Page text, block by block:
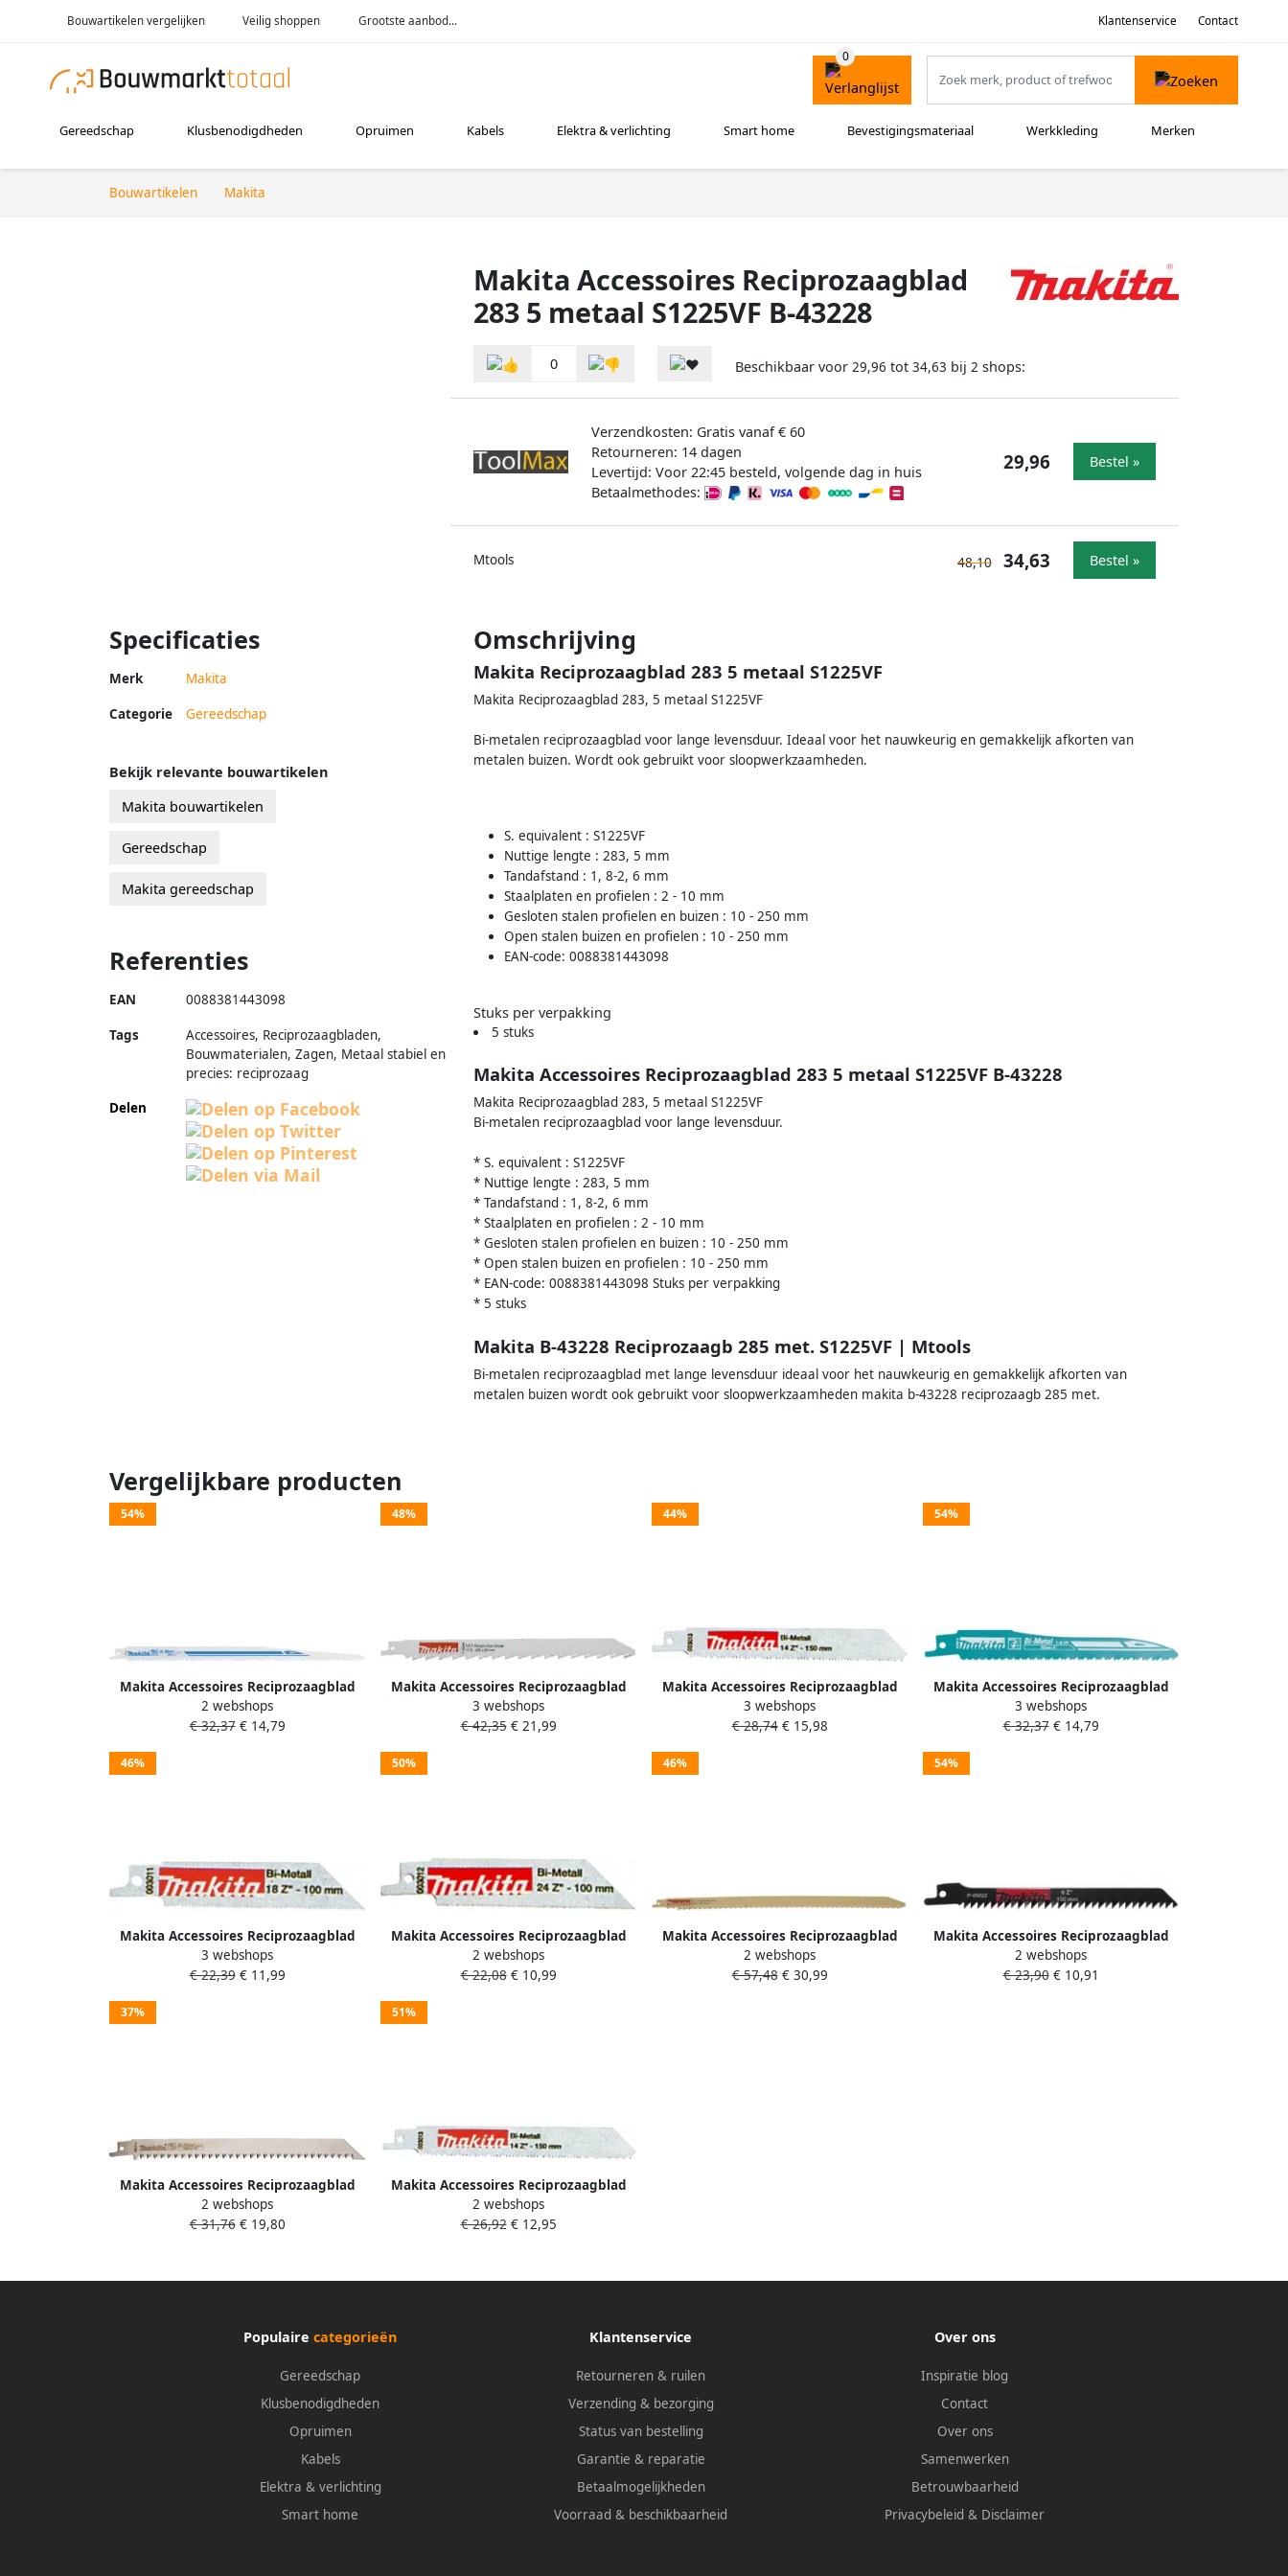
Bouwartikelen vergelijken Veilig shoppen Grootste aanbod... Klantenservice Contact
Gereedschap Klusbenodigdheden Opruimen Kabels Elektra & verlichting Smart home Bevestigingsmateriaal Werkkleding Merken
Bouwartikelen Makita
Makita Accessoires Reciprozaagblad
283 5 metaal S1225VF B-43228
0 Beschikbaar voor 29,96 tot 34,63 bij 2 shops:
Verzendkosten: Gratis vanaf € 60
Retourneren: 14 dagen
Levertijd: Voor 22:45 besteld, volgende dag in huis
Betaalmethodes:
29,96 Bestel »
Mtools 48,10 34,63 Bestel »
Specificaties
Merk Makita
Categorie Gereedschap
Omschrijving
Makita Reciprozaagblad 283 5 metaal S1225VF
Makita Reciprozaagblad 283, 5 metaal S1225VF
Bi-metalen reciprozaagblad voor lange levensduur. Ideaal voor het nauwkeurig en gemakkelijk afkorten van
metalen buizen. Wordt ook gebruikt voor sloopwerkzaamheden.
S. equivalent : S1225VF
Nuttige lengte : 283, 5 mm
Tandafstand : 1, 8-2, 6 mm
Staalplaten en profielen : 2 - 10 mm
Gesloten stalen profielen en buizen : 10 - 250 mm
Open stalen buizen en profielen : 10 - 250 mm
EAN-code: 0088381443098
Stuks per verpakking
5 stuks
Makita Accessoires Reciprozaagblad 283 5 metaal S1225VF B-43228
Makita Reciprozaagblad 283, 5 metaal S1225VF
Bi-metalen reciprozaagblad voor lange levensduur.
* S. equivalent : S1225VF
* Nuttige lengte : 283, 5 mm
* Tandafstand : 1, 8-2, 6 mm
* Staalplaten en profielen : 2 - 10 mm
* Gesloten stalen profielen en buizen : 10 - 250 mm
* Open stalen buizen en profielen : 10 - 250 mm
* EAN-code: 0088381443098 Stuks per verpakking
* 5 stuks
Makita B-43228 Reciprozaagb 285 met. S1225VF | Mtools
Bi-metalen reciprozaagblad met lange levensduur ideaal voor het nauwkeurig en gemakkelijk afkorten van
metalen buizen wordt ook gebruikt voor sloopwerkzaamheden makita b-43228 reciprozaagb 285 met.
Bekijk relevante bouwartikelen
Makita bouwartikelen
Gereedschap
Makita gereedschap
Referenties
EAN 0088381443098
Tags
Accessoires, Reciprozaagbladen,
Bouwmaterialen, Zagen, Metaal stabiel en
precies: reciprozaag
Delen
Vergelijkbare producten
54%
Makita Accessoires Reciprozaagblad
305mm S1411VF B-10637
2 webshops
€ 32,37€ 14,79
48%
Makita Accessoires Reciprozaagblad
HM "zilv"235mm S1543HM P-45244
3 webshops
€ 42,35€ 21,99
44%
Makita Accessoires Reciprozaagblad
3008 P-04927
3 webshops
€ 28,74€ 15,98
54%
Makita Accessoires Reciprozaagblad
152MM ijzer S123XF B-05038
3 webshops
€ 32,37€ 14,79
46%
Makita Accessoires Reciprozaagblad
3011 S522EF P-04874
3 webshops
€ 22,39€ 11,99
50%
Makita Accessoires Reciprozaagblad
3015 S522AF P-04896
2 webshops
€ 22,08€ 10,99
46%
Makita Accessoires Reciprozaagblad
HM "gold"400mm P-04086
2 webshops
€ 57,48€ 30,99
54%
Makita Accessoires Reciprozaagblad
3022 S744D P-05022
2 webshops
€ 23,90€ 10,91
37%
Makita Accessoires Reciprozaagblad
Levend Hout 205mm B-57386
2 webshops
€ 31,76€ 19,80
51%
Makita Accessoires Reciprozaagblad
3013 S922BF P-04911
2 webshops
€ 26,92€ 12,95
Populaire categorieën
Gereedschap
Klusbenodigdheden
Opruimen
Kabels
Elektra & verlichting
Smart home
Klantenservice
Retourneren & ruilen
Verzending & bezorging
Status van bestelling
Garantie & reparatie
Betaalmogelijkheden
Voorraad & beschikbaarheid
Over ons
Inspiratie blog
Contact
Over ons
Samenwerken
Betrouwbaarheid
Privacybeleid & Disclaimer